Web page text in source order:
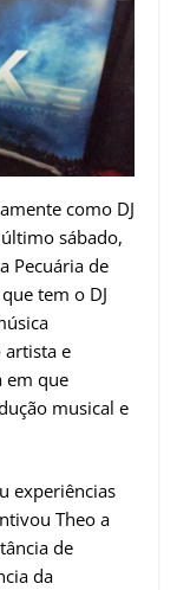
como DJ
sábado,
Pecuária de
tem o DJ
artista e
em que
musical e
experiências
Theo a
de
da